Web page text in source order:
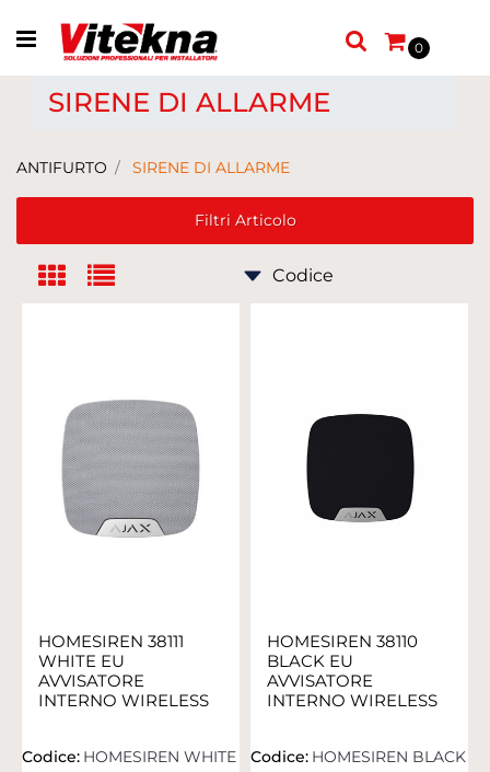
Open menu
0
SIRENE DI ALLARME
ANTIFURTO SIRENE DI ALLARME
Filtri Articolo
HOMESIREN 38111
WHITE EU
AVVISATORE
INTERNO WIRELESS
Codice: HOMESIREN WHITE
HOMESIREN 38110
BLACK EU
AVVISATORE
INTERNO WIRELESS
Codice: HOMESIREN BLACK